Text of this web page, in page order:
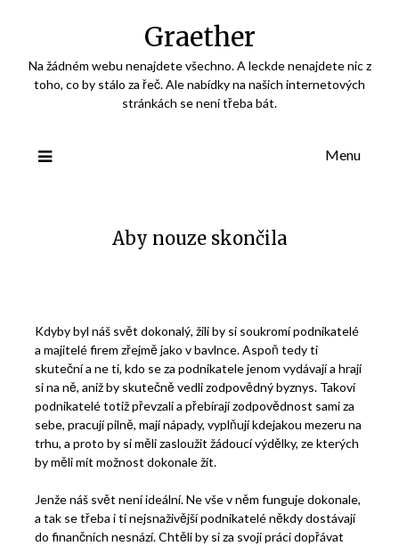
Graether
Na žádném webu nenajdete všechno. A leckde nenajdete nic z
toho, co by stálo za řeč. Ale nabídky na našich internetových
stránkách se není třeba bát.
Menu
Aby nouze skončila
Kdyby byl náš svět dokonalý, žili by si soukromí podnikatelé
a majitelé firem zřejmě jako v bavlnce. Aspoň tedy ti
skuteční a ne ti, kdo se za podnikatele jenom vydávají a hrají
si na ně, aniž by skutečně vedli zodpovědný byznys. Takoví
podnikatelé totiž převzali a přebírají zodpovědnost sami za
sebe, pracují pilně, mají nápady, vyplňují kdejakou mezeru na
trhu, a proto by si měli zasloužit žádoucí výdělky, ze kterých
by měli mít možnost dokonale žít.
Jenže náš svět není ideální. Ne vše v něm funguje dokonale,
a tak se třeba i ti nejsnaživější podnikatelé někdy dostávají
do finančních nesnází. Chtěli by si za svoji práci dopřávat